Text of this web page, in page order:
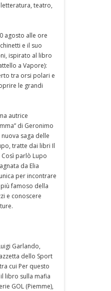
teatro,
agosto alle ore
e il suo
ispirato al libro
a Vapore):
tra orsi polari e
le grandi
autrice
di Geronimo
saga delle
tratte dai libri Il
parlò Lupo
da Elia
per incontrare
famoso della
e conoscere
Garlando,
dello Sport
cui Per questo
libro sulla mafia
GOL (Piemme),